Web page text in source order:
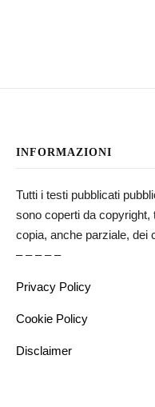
INFORMAZIONI
Tutti i testi pubblicati
sono coperti da copyright,
copia, anche parziale, dei
– – – – –
Privacy Policy
Cookie Policy
Disclaimer